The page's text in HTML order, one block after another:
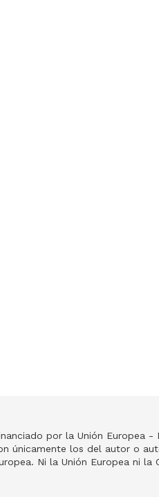
por la Unión Europea -
únicamente los del autor o
Ni la Unión Europea ni la